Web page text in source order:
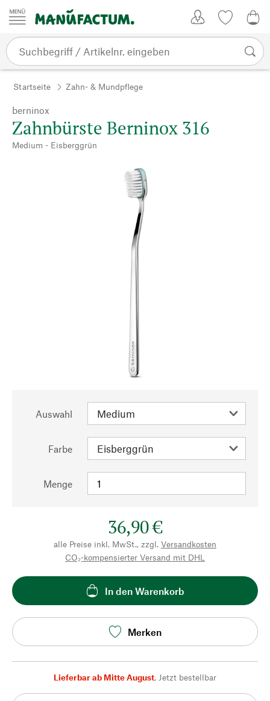
Zum Inhalt springen
Startseite Zahn- & Mundpflege
berninox
Zahnbürste Berninox 316
Medium - Eisberggrün
Auswahl
Farbe
Menge
36,90 €
alle Preise inkl. MwSt., zzgl. Versandkosten
CO₂-kompensierter Versand mit DHL
In den Warenkorb
Merken
Lieferbar ab Mitte August, Jetzt bestellbar